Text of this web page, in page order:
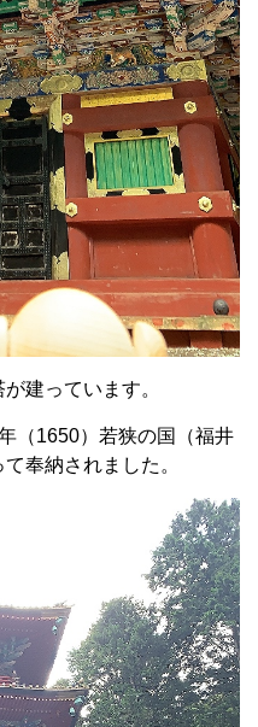
建っています。
（1650）若狭の国（福井
奉納されました。